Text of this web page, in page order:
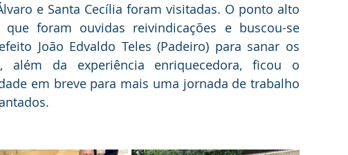
e Santa Cecília foram visitadas. O ponto alto
foram ouvidas reivindicações e buscou-se
João Edvaldo Teles (Padeiro) para sanar os
além da experiência enriquecedora, ficou o
em breve para mais uma jornada de trabalho